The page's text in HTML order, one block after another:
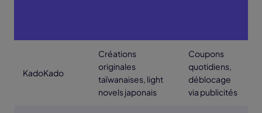
KadoKado
Créations
originales
taïwanaises, light
novels japonais
Coupons
quotidiens,
déblocage
via publicités